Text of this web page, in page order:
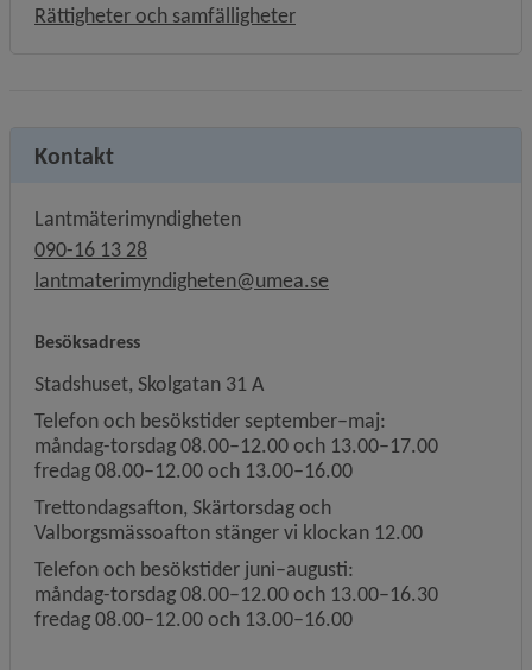
Rättigheter och samfälligheter
Kontakt
Lantmäterimyndigheten
090-16 13 28
lantmaterimyndigheten@umea.se
Besöksadress
Stadshuset, Skolgatan 31 A
Telefon och besökstider september–maj:
måndag-torsdag 08.00–12.00 och 13.00–17.00
fredag 08.00–12.00 och 13.00–16.00
Trettondagsafton, Skärtorsdag och
Valborgsmässoafton stänger vi klockan 12.00
Telefon och besökstider juni–augusti:
måndag-torsdag 08.00–12.00 och 13.00–16.30
fredag 08.00–12.00 och 13.00–16.00